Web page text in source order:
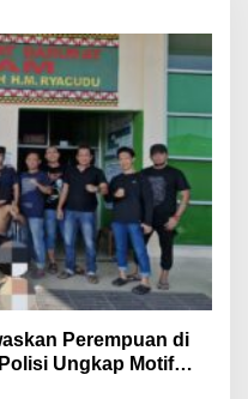
Perempuan di
Ungkap Motif